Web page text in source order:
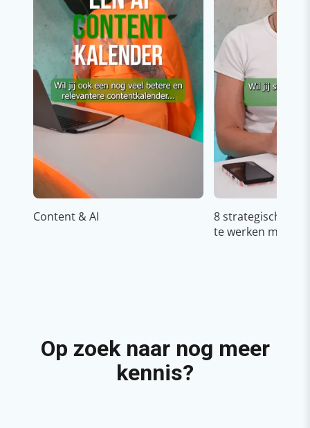
Content & AI
8 strategische
te werken met
Op zoek naar nog meer
kennis?